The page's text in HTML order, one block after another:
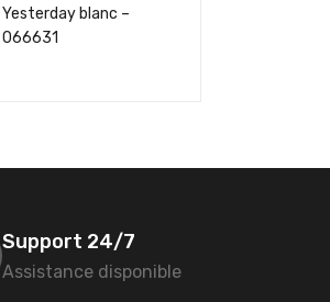
Yesterday blanc –
066631
Support 24/7
Assistance disponible